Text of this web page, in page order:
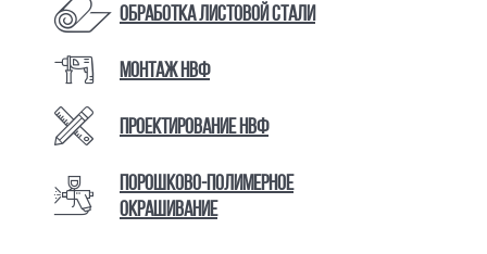
Обработка листовой стали
Монтаж НВФ
Проектирование НВФ
Порошково-полимерное
окрашивание
КАТАЛОГ ТОВАРОВ И УСЛУГ
УСЛУГИ ПО РАБОТЕ С
ЛИСТОВОЙ СТАЛЬЮ
МЕТАЛЛОКАССЕТЫ